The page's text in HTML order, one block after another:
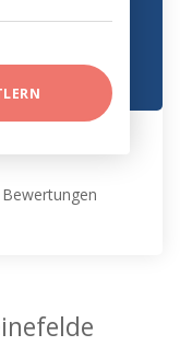
Bewertungen